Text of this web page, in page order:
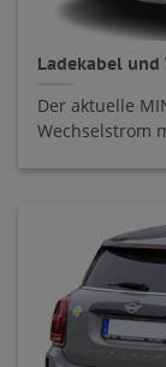
Ladekabel
Der aktuelle
Wechselstrom